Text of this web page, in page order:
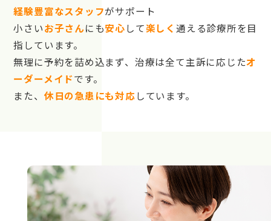
経験豊富なスタッフがサポート
小さいお子さんにも安心して楽しく 通える診療所を目
指しています。
無理に予約を詰め込まず、治療は全て主訴に応じたオ
ーダーメイドです。
また、 休日の急患にも対応しています。